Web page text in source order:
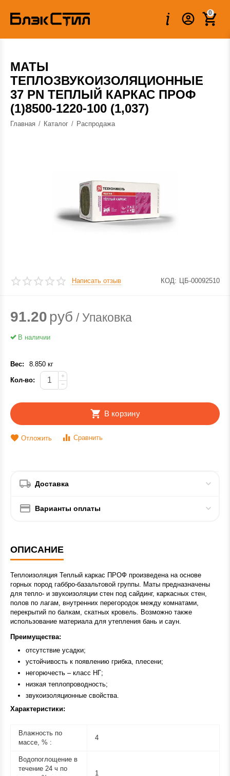
0
МАТЫ
ТЕПЛОЗВУКОИЗОЛЯЦИОННЫЕ
37 PN ТЕПЛЫЙ КАРКАС ПРОФ
(1)8500-1220-100 (1,037)
Главная / Каталог / Распродажа
Написать отзыв КОД: ЦБ-00092510
91.20 руб / Упаковка
В наличии
Вес: 8.850 кг
Кол-во:
+
−
В корзину
Отложить Сравнить
Доставка
Варианты оплаты
ОПИСАНИЕ
Теплоизоляция Теплый каркас ПРОФ произведена на основе
горных пород габбро-базальтовой группы. Маты предназначены
для тепло- и звукоизоляции стен под сайдинг, каркасных стен,
полов по лагам, внутренних перегородок между комнатами,
перекрытий по балкам, скатных кровель. Возможно также
использование материала для утепления бань и саун.
Преимущества:
отсутствие усадки;
устойчивость к появлению грибка, плесени;
негорючесть – класс НГ;
низкая теплопроводность;
звукоизоляционные свойства.
Характеристики:
Влажность по
массе, % :
4
Водопоглощение в
течение 24 ч по
1